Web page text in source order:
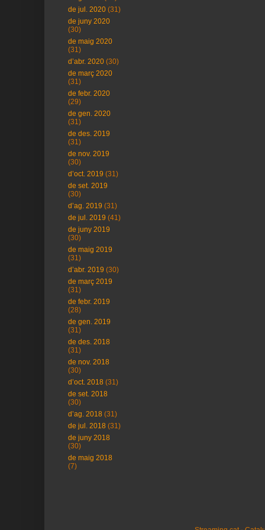
de jul. 2020 (31)
de juny 2020
(30)
de maig 2020
(31)
d’abr. 2020 (30)
de març 2020
(31)
de febr. 2020
(29)
de gen. 2020
(31)
de des. 2019
(31)
de nov. 2019
(30)
d’oct. 2019 (31)
de set. 2019
(30)
d’ag. 2019 (31)
de jul. 2019 (41)
de juny 2019
(30)
de maig 2019
(31)
d’abr. 2019 (30)
de març 2019
(31)
de febr. 2019
(28)
de gen. 2019
(31)
de des. 2018
(31)
de nov. 2018
(30)
d’oct. 2018 (31)
de set. 2018
(30)
d’ag. 2018 (31)
de jul. 2018 (31)
de juny 2018
(30)
de maig 2018
(7)